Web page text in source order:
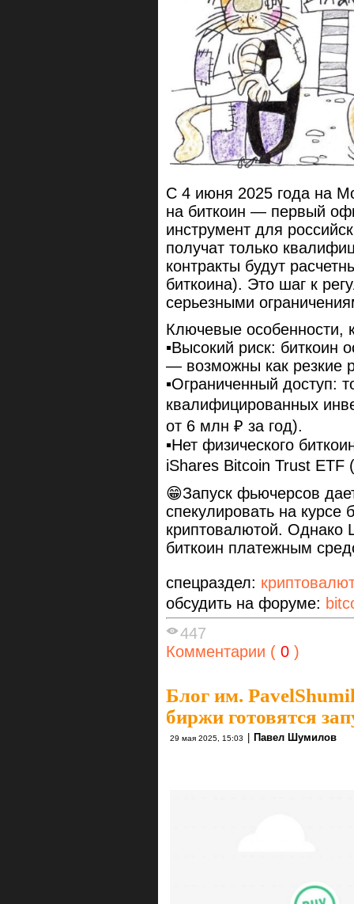
С 4 июня 2025 года на
на биткоин — первый
инструмент для
получат только
контракты будут
биткоина). Это шаг к
серьезными
Ключевые особенности,
▪️Высокий риск: биткоин
— возможны как резкие
▪️Ограниченный доступ:
квалифицированных
от 6 млн ₽ за год).
▪️Нет физического
iShares Bitcoin Trust ETF
😁Запуск фьючерсов
спекулировать на курсе
криптовалютой. Однако
биткоин платежным
спецраздел:
обсудить на форуме:
447
Комментарии ( 0 )
Блог им.
биржи готовятся
29 мая 2025, 15:03 Павел Шумилов